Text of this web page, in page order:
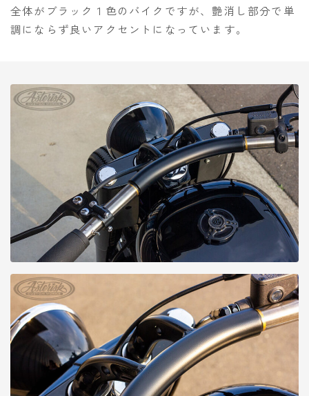
全体がブラック１色のバイクですが、艶消し部分で単
調にならず良いアクセントになっています。